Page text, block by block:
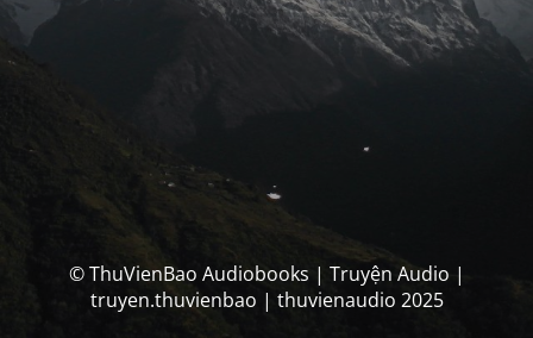
© ThuVienBao Audiobooks | Truyện Audio |
truyen.thuvienbao | thuvienaudio 2025